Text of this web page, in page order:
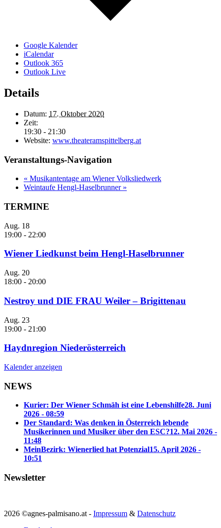
Google Kalender
iCalendar
Outlook 365
Outlook Live
Details
Datum: 17. Oktober 2020
Zeit:
19:30 - 21:30
Website: www.theateramspittelberg.at
Veranstaltungs-Navigation
« Musikantentage am Wiener Volksliedwerk
Weintaufe Hengl-Haselbrunner »
TERMINE
Aug. 18
19:00 - 22:00
Wiener Liedkunst beim Hengl-Haselbrunner
Aug. 20
18:00 - 20:00
Nestroy und DIE FRAU Weiler – Brigittenau
Aug. 23
19:00 - 21:00
Haydnregion Niederösterreich
Kalender anzeigen
NEWS
Kurier: Der Wiener Schmäh ist eine Lebenshilfe28. Juni
2026 - 08:59
Der Standard: Was denken in Österreich lebende
Musikerinnen und Musiker über den ESC?12. Mai 2026 -
11:48
MeinBezirk: Wienerlied hat Potenzial15. April 2026 -
10:51
Newsletter
2026 ©agnes-palmisano.at - Impressum & Datenschutz